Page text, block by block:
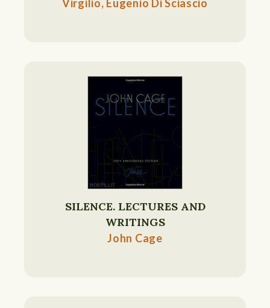
Virgilio, Eugenio Di Sciascio
SILENCE. LECTURES AND
WRITINGS
John Cage